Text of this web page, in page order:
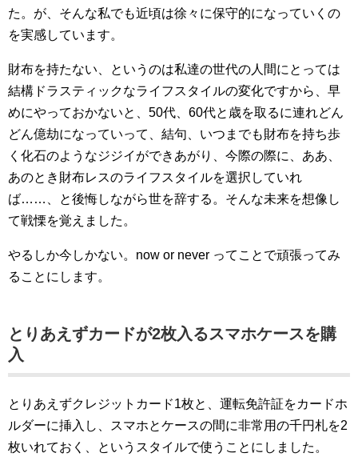
た。が、そんな私でも近頃は徐々に保守的になっていくの
を実感しています。
財布を持たない、というのは私達の世代の人間にとっては
結構ドラスティックなライフスタイルの変化ですから、早
めにやっておかないと、50代、60代と歳を取るに連れどん
どん億劫になっていって、結句、いつまでも財布を持ち歩
く化石のようなジジイができあがり、今際の際に、ああ、
あのとき財布レスのライフスタイルを選択していれ
ば……、と後悔しながら世を辞する。そんな未来を想像し
て戦慄を覚えました。
やるしか今しかない。now or never ってことで頑張ってみ
ることにします。
とりあえずカードが2枚入るスマホケースを購
入
とりあえずクレジットカード1枚と、運転免許証をカードホ
ルダーに挿入し、スマホとケースの間に非常用の千円札を2
枚いれておく、というスタイルで使うことにしました。